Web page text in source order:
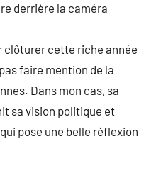
derrière la caméra
clôturer cette riche année
faire mention de la
Dans mon cas, sa
sa vision politique et
pose une belle réflexion